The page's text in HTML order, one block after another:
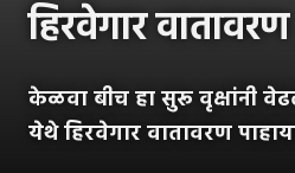
हिरवेगार वातावरण
केळवा बीच हा सुरू वृक्षांनी
येथे हिरवेगार वातावरण